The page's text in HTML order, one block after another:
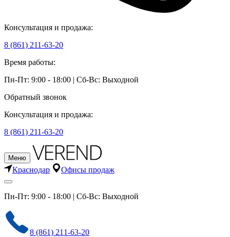
Консультация и продажа:
8 (861) 211-63-20
Время работы:
Пн-Пт: 9:00 - 18:00 | Сб-Вс: Выходной
Обратный звонок
Консультация и продажа:
8 (861) 211-63-20
Меню
Краснодар Офисы продаж
Пн-Пт: 9:00 - 18:00 | Сб-Вс: Выходной
8 (861) 211-63-20